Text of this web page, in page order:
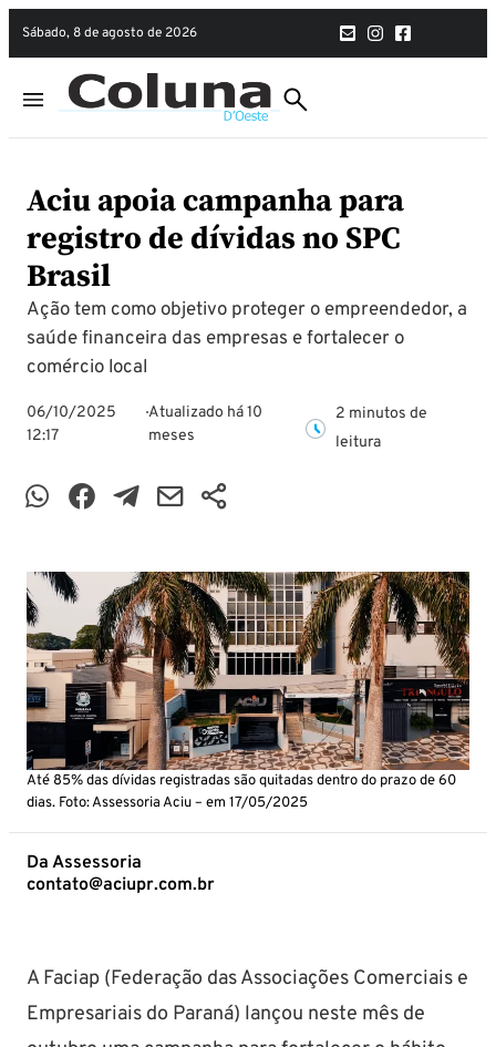
sábado, 8 de agosto de 2026
Aciu apoia campanha para
registro de dívidas no SPC
Brasil
Ação tem como objetivo proteger o empreendedor, a
saúde financeira das empresas e fortalecer o
comércio local
06/10/2025
12:17
Atualizado há 10
meses
2 minutos de
leitura
Até 85% das dívidas registradas são quitadas dentro do prazo de 60
dias. Foto: Assessoria Aciu – em 17/05/2025
Da Assessoria
contato@aciupr.com.br
A Faciap (Federação das Associações Comerciais e
Empresariais do Paraná) lançou neste mês de